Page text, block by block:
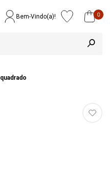
Bem-Vindo(a)! 0
quadrado